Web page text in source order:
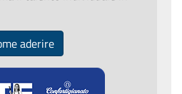
aderire